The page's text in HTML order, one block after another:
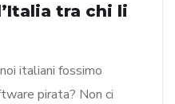
tra chi li
italiani fossimo
pirata? Non ci